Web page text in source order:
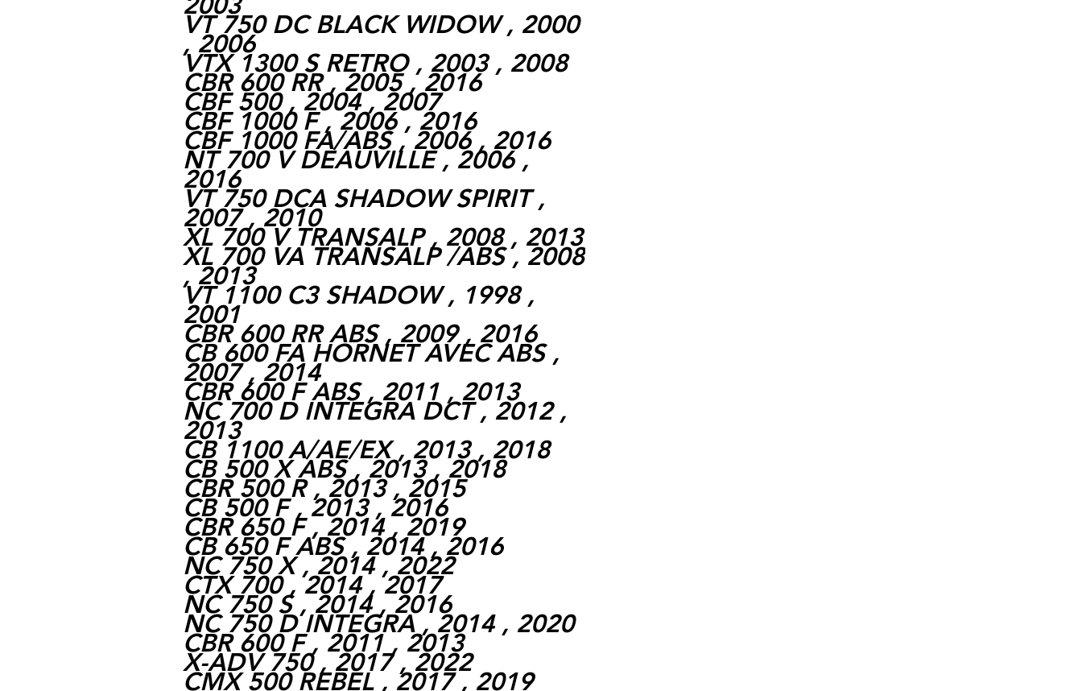
VT 750 DC BLACK WIDOW , 2000
, 2006
VTX 1300 S RETRO , 2003 , 2008
CBR 600 RR , 2005 , 2016
CBF 500 , 2004 , 2007
CBF 1000 F , 2006 , 2016
CBF 1000 FA/ABS , 2006 , 2016
NT 700 V DEAUVILLE , 2006 ,
2016
VT 750 DCA SHADOW SPIRIT ,
2007 , 2010
XL 700 V TRANSALP , 2008 , 2013
XL 700 VA TRANSALP /ABS , 2008
, 2013
VT 1100 C3 SHADOW , 1998 ,
2001
CBR 600 RR ABS , 2009 , 2016
CB 600 FA HORNET AVEC ABS ,
2007 , 2014
CBR 600 F ABS , 2011 , 2013
NC 700 D INTEGRA DCT , 2012 ,
2013
CB 1100 A/AE/EX , 2013 , 2018
CB 500 X ABS , 2013 , 2018
CBR 500 R , 2013 , 2015
CB 500 F , 2013 , 2016
CBR 650 F , 2014 , 2019
CB 650 F ABS , 2014 , 2016
NC 750 X , 2014 , 2022
CTX 700 , 2014 , 2017
NC 750 S , 2014 , 2016
NC 750 D INTEGRA , 2014 , 2020
CBR 600 F , 2011 , 2013
X-ADV 750 , 2017 , 2022
CMX 500 REBEL , 2017 , 2019